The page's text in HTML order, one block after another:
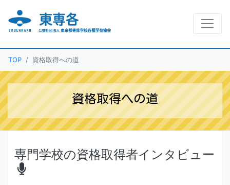
TOP 資格取得への道
資格取得への道
専門学校の資格取得者インタビュー